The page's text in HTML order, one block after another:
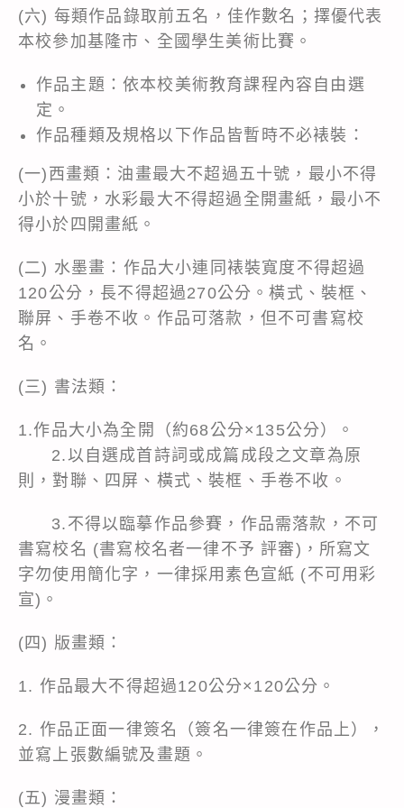
(六) 每類作品錄取前五名，佳作數名；擇優代表
本校參加基隆市、全國學生美術比賽。
作品主題：依本校美術教育課程內容自由選
定。
作品種類及規格以下作品皆暫時不必裱裝：
(一)西畫類：油畫最大不超過五十號，最小不得
小於十號，水彩最大不得超過全開畫紙，最小不
得小於四開畫紙。
(二) 水墨畫：作品大小連同裱裝寬度不得超過
120公分，長不得超過270公分。橫式、裝框、
聯屏、手卷不收。作品可落款，但不可書寫校
名。
(三) 書法類：
1.作品大小為全開（約68公分×135公分）。
2.以自選成首詩詞或成篇成段之文章為原
則，對聯、四屏、橫式、裝框、手卷不收。
3.不得以臨摹作品參賽，作品需落款，不可
書寫校名 (書寫校名者一律不予 評審)，所寫文
字勿使用簡化字，一律採用素色宣紙 (不可用彩
宣)。
(四) 版畫類：
1. 作品最大不得超過120公分×120公分。
2. 作品正面一律簽名（簽名一律簽在作品上），
並寫上張數編號及畫題。
(五) 漫畫類：